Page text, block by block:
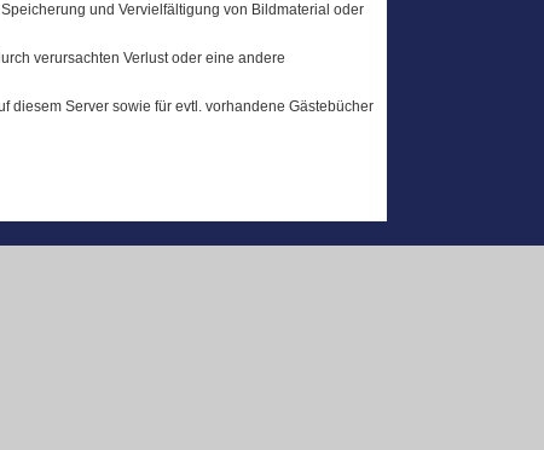
und Vervielfältigung von Bildmaterial oder
verursachten Verlust oder eine andere
diesem Server sowie für evtl. vorhandene Gästebücher